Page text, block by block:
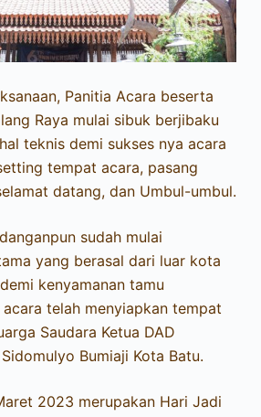
Panitia Acara beserta
Raya mulai sibuk berjibaku
teknis demi sukses nya acara
tempat acara, pasang
datang, dan Umbul-umbul.
sudah mulai
yang berasal dari luar kota
kenyamanan tamu
acara telah menyiapkan tempat
Saudara Ketua DAD
Bumiaji Kota Batu.
2023 merupakan Hari Jadi